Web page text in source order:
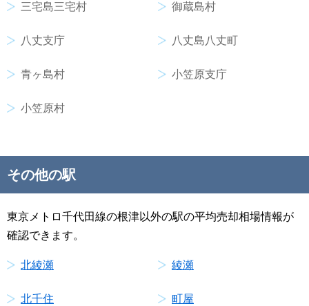
三宅島三宅村 御蔵島村
八丈支庁 八丈島八丈町
青ヶ島村 小笠原支庁
小笠原村
その他の駅
東京メトロ千代田線の根津以外の駅の平均売却相場情報が
確認できます。
北綾瀬 綾瀬
北千住 町屋